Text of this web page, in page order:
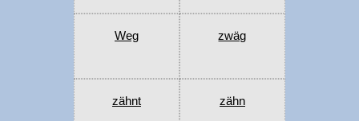
Weg zwäg
zähnt zähn